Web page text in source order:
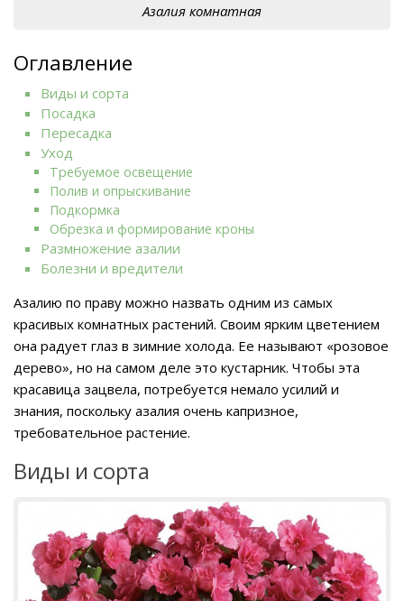
Азалия комнатная
Оглавление
Виды и сорта
Посадка
Пересадка
Уход
Требуемое освещение
Полив и опрыскивание
Подкормка
Обрезка и формирование кроны
Размножение азалии
Болезни и вредители
Азалию по праву можно назвать одним из самых
красивых комнатных растений. Своим ярким цветением
она радует глаз в зимние холода. Ее называют «розовое
дерево», но на самом деле это кустарник. Чтобы эта
красавица зацвела, потребуется немало усилий и
знания, поскольку азалия очень капризное,
требовательное растение.
Виды и сорта